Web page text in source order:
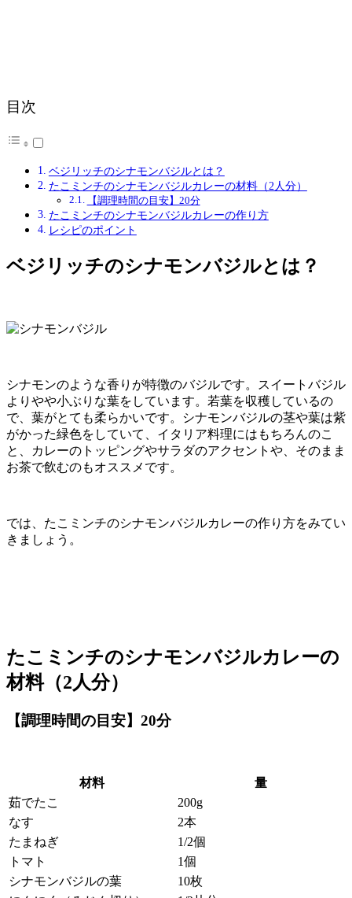
目次
ベジリッチのシナモンバジルとは？
たこミンチのシナモンバジルカレーの材料（2人分）
【調理時間の目安】20分
たこミンチのシナモンバジルカレーの作り方
レシピのポイント
ベジリッチのシナモンバジルとは？
シナモンのような香りが特徴のバジルです。スイートバジル
よりやや小ぶりな葉をしています。若葉を収穫しているの
で、葉がとても柔らかいです。シナモンバジルの茎や葉は紫
がかった緑色をしていて、イタリア料理にはもちろんのこ
と、カレーのトッピングやサラダのアクセントや、そのまま
お茶で飲むのもオススメです。
では、たこミンチのシナモンバジルカレーの作り方をみてい
きましょう。
たこミンチのシナモンバジルカレーの
材料（2人分）
【調理時間の目安】20分
材料
量
茹でたこ
200g
なす
2本
たまねぎ
1/2個
トマト
1個
シナモンバジルの葉
10枚